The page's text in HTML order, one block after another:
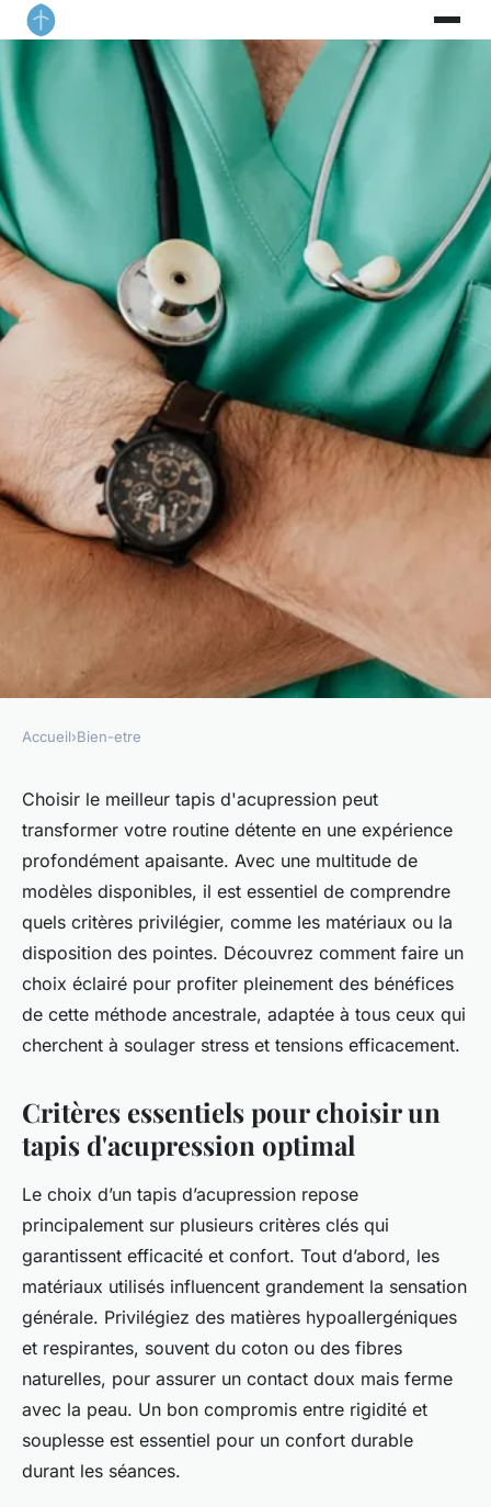
Comment choisir le meilleur
tapis d'acupression pour la
détente
Lou•28 mai 2025•7 min de lecture
Accueil›Bien-etre
Choisir le meilleur tapis d'acupression peut
transformer votre routine détente en une expérience
profondément apaisante. Avec une multitude de
modèles disponibles, il est essentiel de comprendre
quels critères privilégier, comme les matériaux ou la
disposition des pointes. Découvrez comment faire un
choix éclairé pour profiter pleinement des bénéfices
de cette méthode ancestrale, adaptée à tous ceux qui
cherchent à soulager stress et tensions efficacement.
Critères essentiels pour choisir un
tapis d'acupression optimal
Le choix d’un tapis d’acupression repose
principalement sur plusieurs critères clés qui
garantissent efficacité et confort. Tout d’abord, les
matériaux utilisés influencent grandement la sensation
générale. Privilégiez des matières hypoallergéniques
et respirantes, souvent du coton ou des fibres
naturelles, pour assurer un contact doux mais ferme
avec la peau. Un bon compromis entre rigidité et
souplesse est essentiel pour un confort durable
durant les séances.